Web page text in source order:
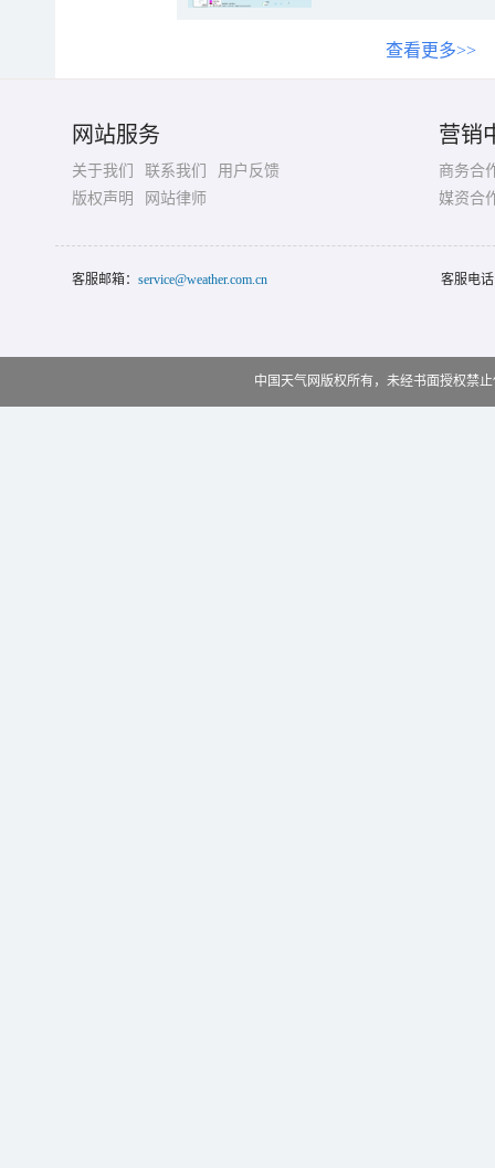
查看更多>>
网站服务
关于我们 联系我们
用户反馈
版权声明
网站律师
营销
商务合
媒资合
客服邮箱： service@weather.com.cn 客服电
中国天气网版权所有，未经书面授权